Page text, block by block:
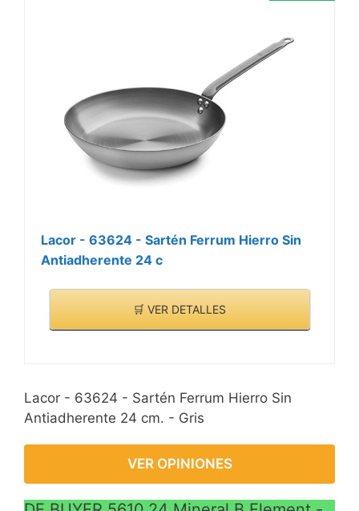
Lacor - 63624 - Sartén Ferrum Hierro Sin
Antiadherente 24 c
🛒 VER DETALLES
Lacor - 63624 - Sartén Ferrum Hierro Sin
Antiadherente 24 cm. - Gris
VER OPINIONES